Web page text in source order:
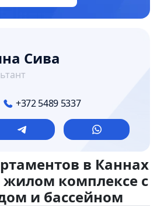
Сива
+372 5489 5337
в Каннах
комплексе с
и бассейном